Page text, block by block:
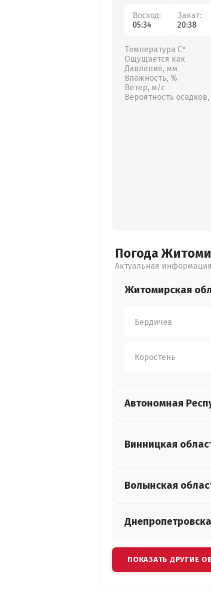
Восход:
05:34
Закат:
20:38
Температура С°
Ощущается как
Давление, мм
Влажность, %
Ветер, м/с
Вероятность осадков,
Погода
Актуальная
Житомирская
Бердичев
Коростень
Автономная
Винницкая
Волынская
ПОКАЗАТЬ ДРУГИЕ